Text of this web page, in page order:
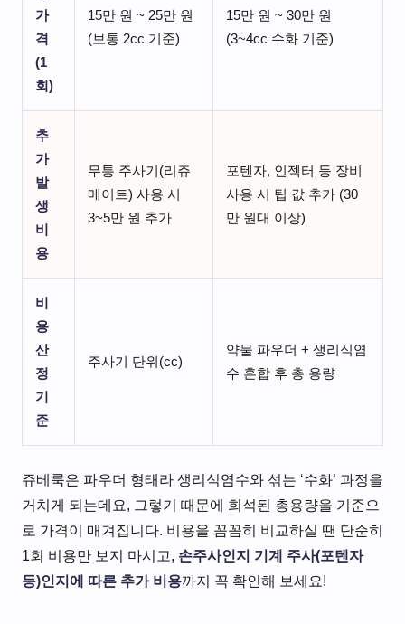
가
격
(1
회)
15만 원 ~ 25만 원
(보통 2cc 기준)
15만 원 ~ 30만 원
(3~4cc 수화 기준)
추
가
발
생
비
용
무통 주사기(리쥬
메이트) 사용 시
3~5만 원 추가
포텐자, 인젝터 등 장비
사용 시 팁 값 추가 (30
만 원대 이상)
비
용
산
정
기
준
주사기 단위(cc)
약물 파우더 + 생리식염
수 혼합 후 총 용량
쥬베룩은 파우더 형태라 생리식염수와 섞는 ‘수화’ 과정을
거치게 되는데요, 그렇기 때문에 희석된 총용량을 기준으
로 가격이 매겨집니다. 비용을 꼼꼼히 비교하실 땐 단순히
1회 비용만 보지 마시고, 손주사인지 기계 주사(포텐자
등)인지에 따른 추가 비용까지 꼭 확인해 보세요!